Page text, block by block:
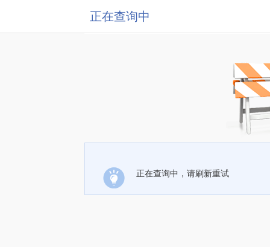
正在查询中
正在查询中，请刷新重试